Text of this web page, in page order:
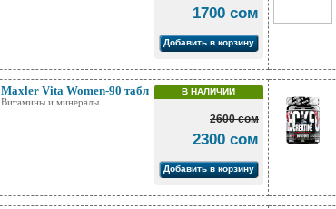
1700 сом
Добавить в корзину
Maxler Vita Women-90 табл
Витамины и минералы
В НАЛИЧИИ
2600 сом
2300 сом
Добавить в корзину